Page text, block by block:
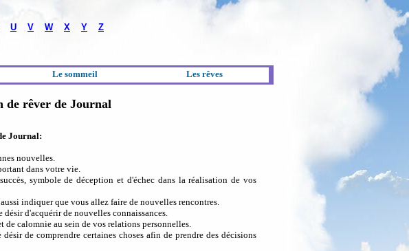
U V W X Y Z
Le sommeil Les rêves
de rêver de Journal
Journal:
nouvelles.
dans votre vie.
symbole de déception et d'échec dans la réalisation de vos
indiquer que vous allez faire de nouvelles rencontres.
d'acquérir de nouvelles connaissances.
calomnie au sein de vos relations personnelles.
de comprendre certaines choses afin de prendre des décisions